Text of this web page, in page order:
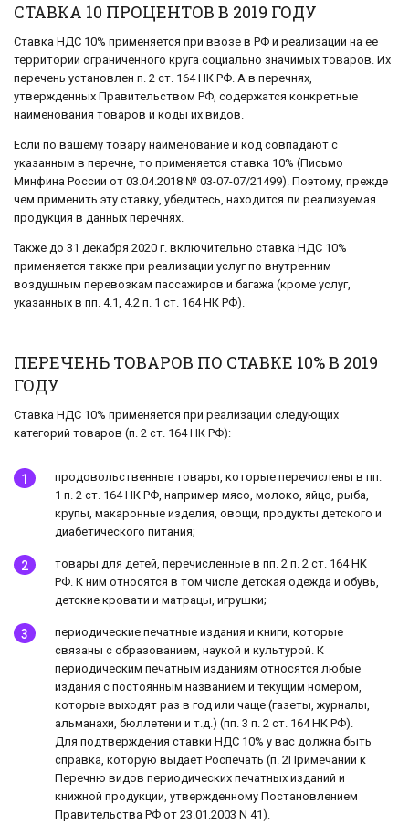
СТАВКА 10 ПРОЦЕНТОВ В 2019 ГОДУ
Ставка НДС 10% применяется при ввозе в РФ и реализации на ее
территории ограниченного круга социально значимых товаров. Их
перечень установлен п. 2 ст. 164 НК РФ. А в перечнях,
утвержденных Правительством РФ, содержатся конкретные
наименования товаров и коды их видов.
Если по вашему товару наименование и код совпадают с
указанным в перечне, то применяется ставка 10% (Письмо
Минфина России от 03.04.2018 № 03-07-07/21499). Поэтому, прежде
чем применить эту ставку, убедитесь, находится ли реализуемая
продукция в данных перечнях.
Также до 31 декабря 2020 г. включительно ставка НДС 10%
применяется также при реализации услуг по внутренним
воздушным перевозкам пассажиров и багажа (кроме услуг,
указанных в пп. 4.1, 4.2 п. 1 ст. 164 НК РФ).
ПЕРЕЧЕНЬ ТОВАРОВ ПО СТАВКЕ 10% В 2019
ГОДУ
Ставка НДС 10% применяется при реализации следующих
категорий товаров (п. 2 ст. 164 НК РФ):
продовольственные товары, которые перечислены в пп.
1 п. 2 ст. 164 НК РФ, например мясо, молоко, яйцо, рыба,
крупы, макаронные изделия, овощи, продукты детского и
диабетического питания;
товары для детей, перечисленные в пп. 2 п. 2 ст. 164 НК
РФ. К ним относятся в том числе детская одежда и обувь,
детские кровати и матрацы, игрушки;
периодические печатные издания и книги, которые
связаны с образованием, наукой и культурой. К
периодическим печатным изданиям относятся любые
издания с постоянным названием и текущим номером,
которые выходят раз в год или чаще (газеты, журналы,
альманахи, бюллетени и т.д.) (пп. 3 п. 2 ст. 164 НК РФ).
Для подтверждения ставки НДС 10% у вас должна быть
справка, которую выдает Роспечать (п. 2Примечаний к
Перечню видов периодических печатных изданий и
книжной продукции, утвержденному Постановлением
Правительства РФ от 23.01.2003 N 41).